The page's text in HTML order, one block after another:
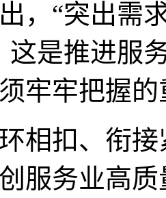
“突出需求
这是推进服
牢牢把握
扣、衔接
服务业高